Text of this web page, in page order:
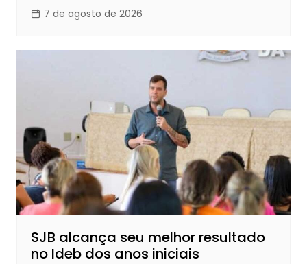
7 de agosto de 2026
SJB alcança seu melhor resultado
no Ideb dos anos iniciais